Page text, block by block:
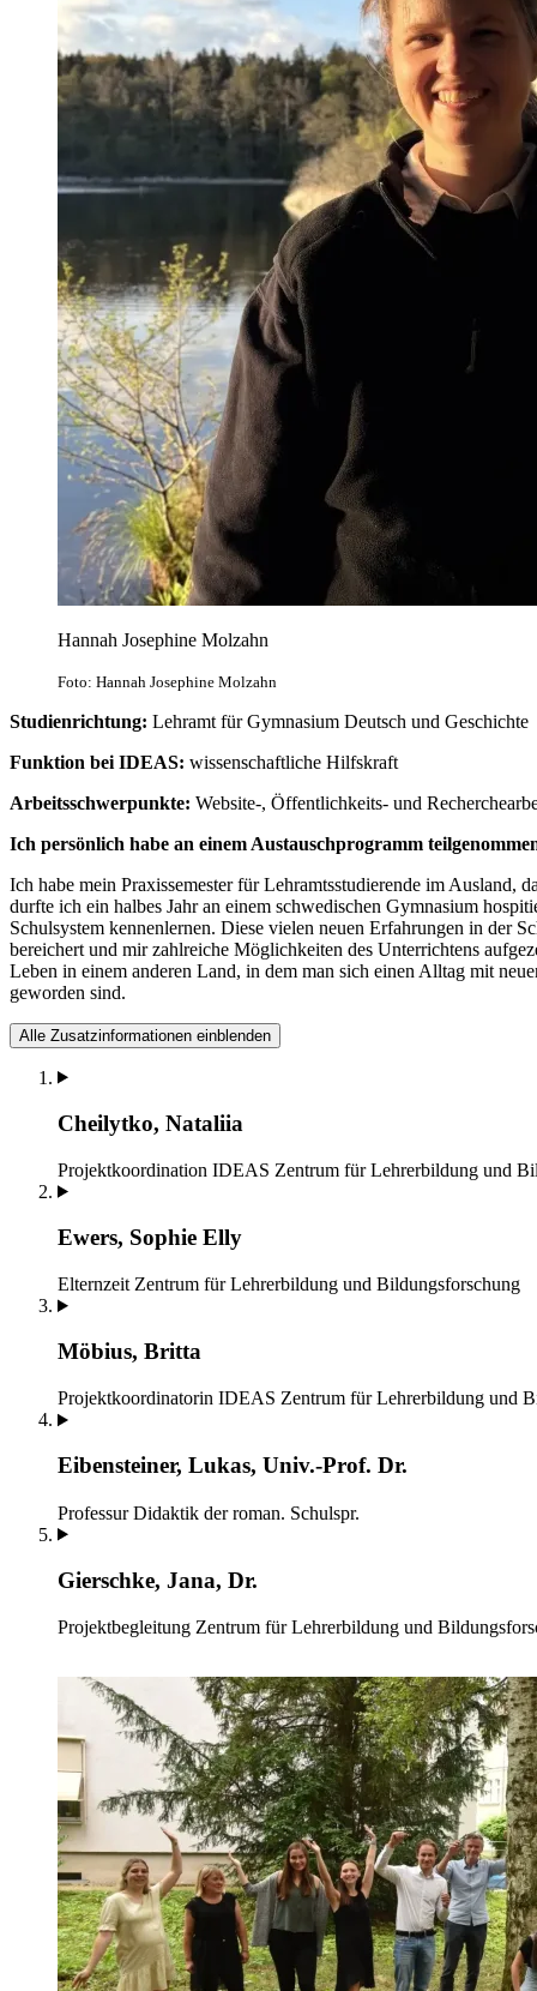
Hannah Josephine Molzahn
Foto: Hannah Josephine Molzahn
Studienrichtung: Lehramt für Gymnasium Deutsch und Geschichte
Funktion bei IDEAS: wissenschaftliche Hilfskraft
Arbeitsschwerpunkte: Website-, Öffentlichkeits- und
Ich persönlich habe an einem Austauschprogramm
Ich habe mein Praxissemester für Lehramtsstudierende im Ausland,
durfte ich ein halbes Jahr an einem schwedischen Gymnasium
Schulsystem kennenlernen. Diese vielen neuen Erfahrungen in der
bereichert und mir zahlreiche Möglichkeiten des Unterrichtens
Leben in einem anderen Land, in dem man sich einen Alltag mit
geworden sind.
Alle Zusatzinformationen einblenden
Cheilytko, Nataliia
Projektkoordination IDEAS Zentrum für Lehrerbildung und
Ewers, Sophie Elly
Elternzeit Zentrum für Lehrerbildung und Bildungsforschung
Möbius, Britta
Projektkoordinatorin IDEAS Zentrum für Lehrerbildung und
Eibensteiner, Lukas, Univ.-Prof. Dr.
Professur Didaktik der roman. Schulspr.
Gierschke, Jana, Dr.
Projektbegleitung Zentrum für Lehrerbildung und